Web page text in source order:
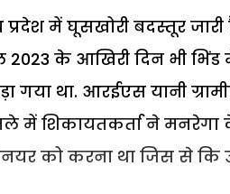
प्रदेश में घूसखोरी बदस्तूर
2023 के आखिरी दिन भी
गया था. आरईएस यानी
में शिकायतकर्ता ने मनरेगा
को करना था जिस से कि